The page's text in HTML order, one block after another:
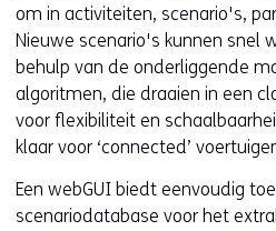
om in activiteiten, scenario's,
Nieuwe scenario's kunnen snel
behulp van de onderliggende
algoritmen, die draaien in een
voor flexibiliteit en
klaar voor ‘connected’
Een webGUI biedt eenvoudig
scenariodatabase voor het